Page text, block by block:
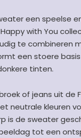
een speelse
with You
te combineren
een stoere
tinten.
of jeans uit de
neutrale kleuren
is de sweater
tot een